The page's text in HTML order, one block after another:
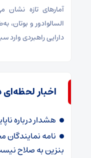
آمارهای تازه
السالوادور و بوتان،
دارایی راهبردی وارد
اخبار
هشدار درباره
نامه
بنزین به صلاح